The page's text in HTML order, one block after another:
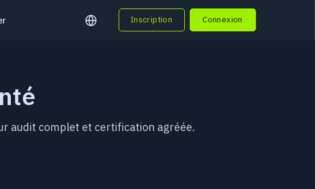
Inscription Connexion
audit complet et certification agréée.